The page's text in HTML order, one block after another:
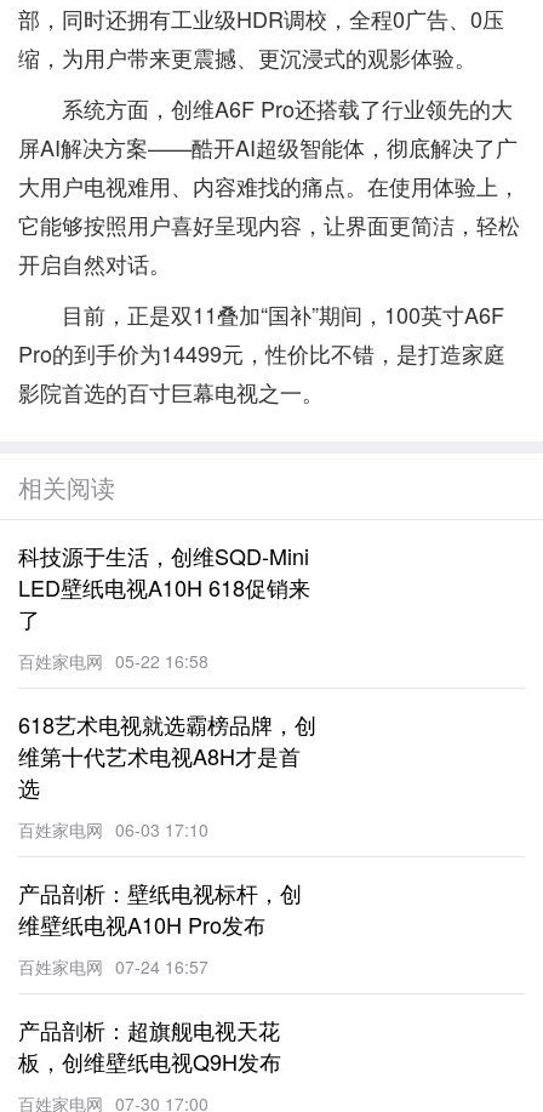
部，同时还拥有工业级HDR调校，全程0广告、0压
缩，为用户带来更震撼、更沉浸式的观影体验。
系统方面，创维A6F Pro还搭载了行业领先的大
屏AI解决方案——酷开AI超级智能体，彻底解决了广
大用户电视难用、内容难找的痛点。在使用体验上，
它能够按照用户喜好呈现内容，让界面更简洁，轻松
开启自然对话。
目前，正是双11叠加“国补”期间，100英寸A6F
Pro的到手价为14499元，性价比不错，是打造家庭
影院首选的百寸巨幕电视之一。
相关阅读
科技源于生活，创维SQD-Mini
LED壁纸电视A10H 618促销来
了
百姓家电网 05-22 16:58
618艺术电视就选霸榜品牌，创
维第十代艺术电视A8H才是首
选
百姓家电网 06-03 17:10
产品剖析：壁纸电视标杆，创
维壁纸电视A10H Pro发布
百姓家电网 07-24 16:57
产品剖析：超旗舰电视天花
板，创维壁纸电视Q9H发布
百姓家电网 07-30 17:00